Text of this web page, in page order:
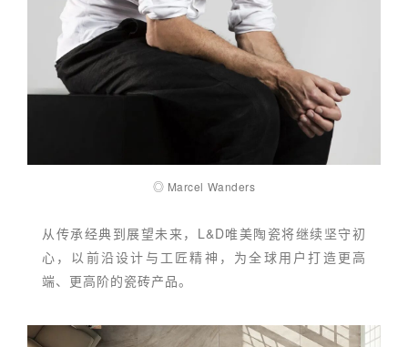
◎ Marcel Wanders
从传承经典到展望未来，L&D唯美陶瓷将继续坚守初
心，以前沿设计与工匠精神，为全球用户打造更高
端、更高阶的瓷砖产品。